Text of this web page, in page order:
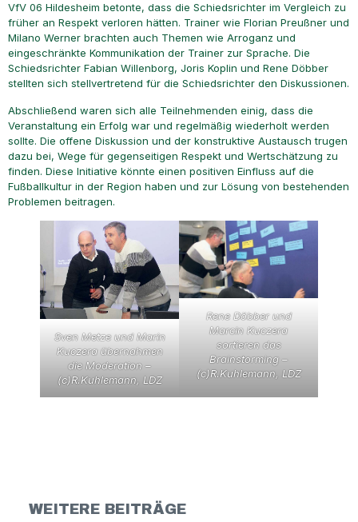
VfV 06 Hildesheim betonte, dass die Schiedsrichter im Vergleich zu
früher an Respekt verloren hätten. Trainer wie Florian Preußner und
Milano Werner brachten auch Themen wie Arroganz und
eingeschränkte Kommunikation der Trainer zur Sprache. Die
Schiedsrichter Fabian Willenborg, Joris Koplin und Rene Döbber
stellten sich stellvertretend für die Schiedsrichter den Diskussionen.
Abschließend waren sich alle Teilnehmenden einig, dass die
Veranstaltung ein Erfolg war und regelmäßig wiederholt werden
sollte. Die offene Diskussion und der konstruktive Austausch trugen
dazu bei, Wege für gegenseitigen Respekt und Wertschätzung zu
finden. Diese Initiative könnte einen positiven Einfluss auf die
Fußballkultur in der Region haben und zur Lösung von bestehenden
Problemen beitragen.
Sven Metze und Marin
Kuczera übernahmen
die Moderation –
(c)R.Kuhlemann, LDZ
Rene Döbber und
Marcin Kuczera
sortieren das
Brainstorming –
(c)R.Kuhlemann, LDZ
WEITERE BEITRÄGE